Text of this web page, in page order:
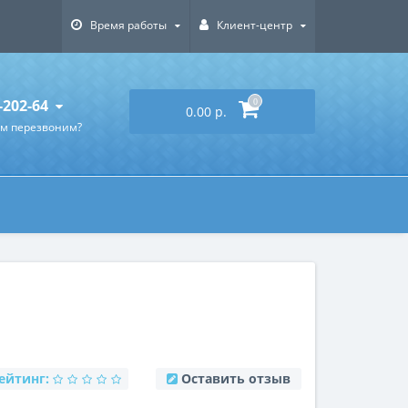
Время работы Клиент-центр
64
перезвоним?
0.00 р.
0
Оставить отзыв